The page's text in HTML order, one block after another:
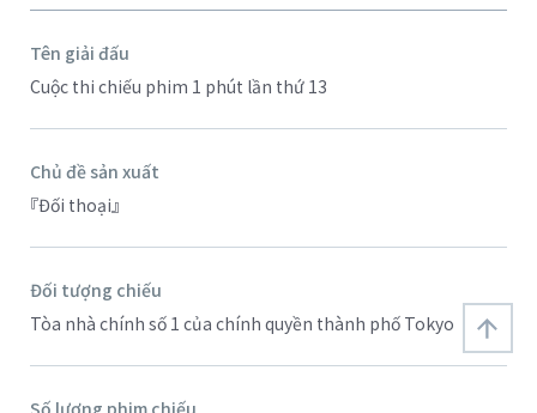
Tên giải đấu
Cuộc thi chiếu phim 1 phút lần thứ 13
Chủ đề sản xuất
『Đối thoại』
Đối tượng chiếu
Tòa nhà chính số 1 của chính quyền thành phố Tokyo